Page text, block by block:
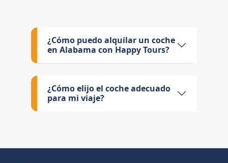
¿Cómo puedo alquilar un coche
en Alabama con Happy Tours?
¿Cómo elijo el coche adecuado
para mi viaje?